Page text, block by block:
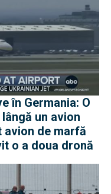
în Germania: O
un avion
avion de marfă
o a doua dronă